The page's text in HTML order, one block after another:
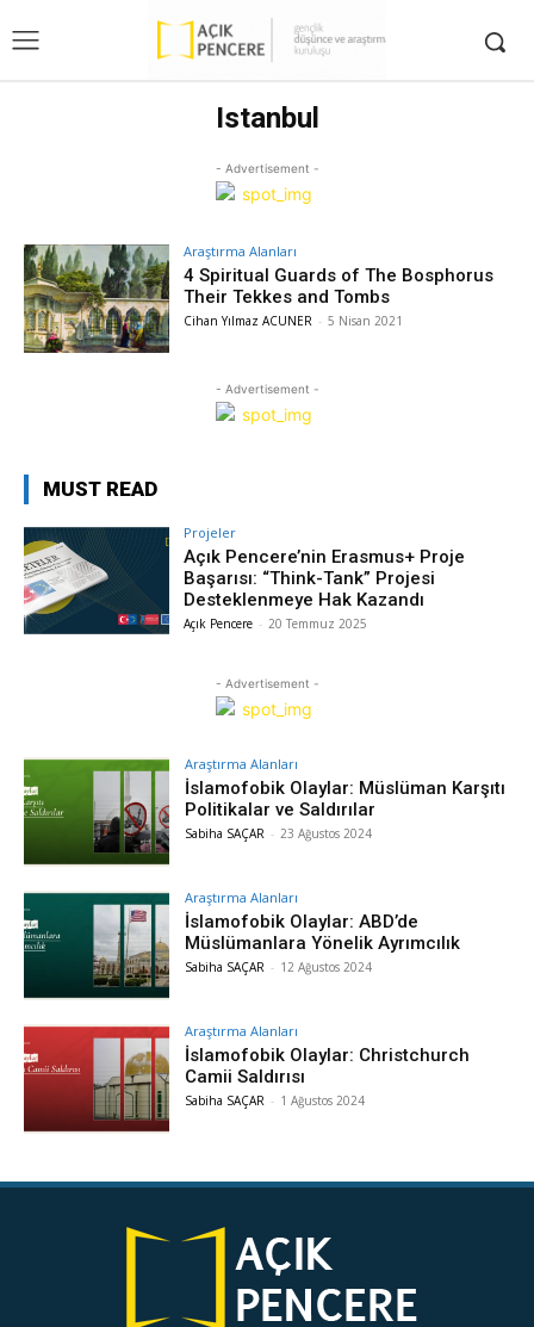
Istanbul
- Advertisement -
Araştırma Alanları
4 Spiritual Guards of The Bosphorus
Their Tekkes and Tombs
Cihan Yılmaz ACUNER - 5 Nisan 2021
- Advertisement -
MUST READ
Projeler
Açık Pencere’nin Erasmus+ Proje
Başarısı: “Think-Tank” Projesi
Desteklenmeye Hak Kazandı
Açık Pencere - 20 Temmuz 2025
- Advertisement -
Araştırma Alanları
İslamofobik Olaylar: Müslüman Karşıtı
Politikalar ve Saldırılar
Sabiha SAÇAR - 23 Ağustos 2024
Araştırma Alanları
İslamofobik Olaylar: ABD’de
Müslümanlara Yönelik Ayrımcılık
Sabiha SAÇAR - 12 Ağustos 2024
Araştırma Alanları
İslamofobik Olaylar: Christchurch
Camii Saldırısı
Sabiha SAÇAR - 1 Ağustos 2024